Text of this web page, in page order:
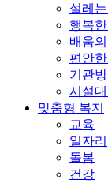
설레
행복
배움
편안
기관
시설
맞춤형 복지
교육
일자리
돌봄
건강